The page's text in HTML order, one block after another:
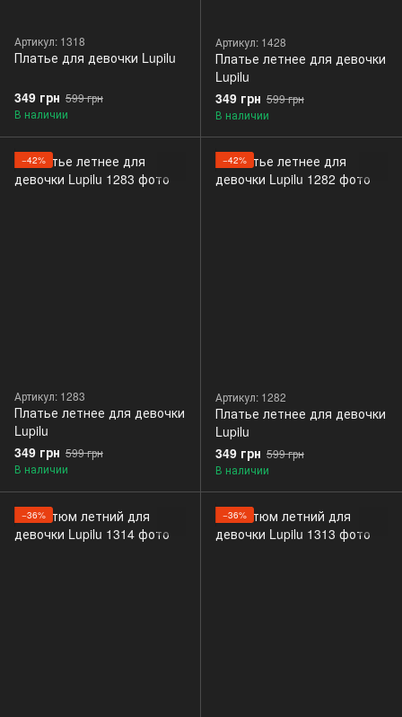
Артикул: 1318
Платье для девочки Lupilu
349 грн 599 грн
В наличии
Артикул: 1428
Платье летнее для девочки
Lupilu
349 грн 599 грн
В наличии
−42%
Артикул: 1283
Платье летнее для девочки
Lupilu
349 грн 599 грн
В наличии
−42%
Артикул: 1282
Платье летнее для девочки
Lupilu
349 грн 599 грн
В наличии
−36% −36%